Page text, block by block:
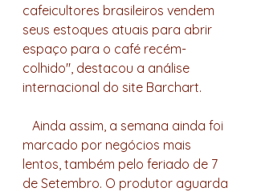
cafeicultores brasileiros vendem
seus estoques atuais para abrir
espaço para o café recém-
colhido", destacou a análise
internacional do site Barchart.
marcado por negócios mais
lentos, também pelo feriado de 7
de Setembro. O produtor aguarda